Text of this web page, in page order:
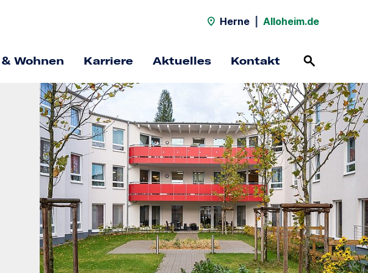
Herne Alloheim.de
Wohnen Karriere Aktuelles Kontakt